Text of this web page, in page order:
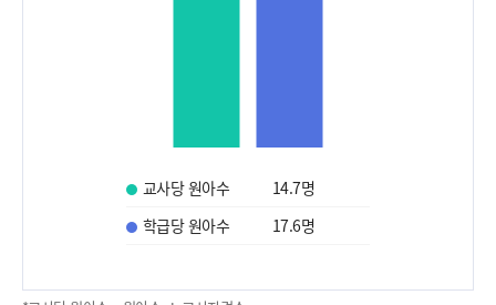
교사당 원아수 14.7명
학급당 원아수
17.6명